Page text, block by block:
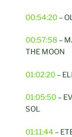
00:54:20 –
00:57:58 –
THE MOON
01:02:20 –
01:05:50 –
SOL
01:11:44 –